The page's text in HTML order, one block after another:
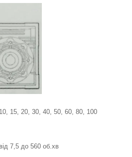
15, 20, 30, 40, 50, 60, 80, 100
7,5 до 560 об.хв